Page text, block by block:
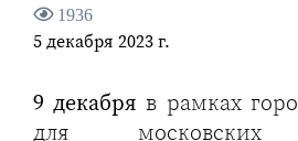
1936
5 декабря 2023 г.
9 декабря в рамках
для московских